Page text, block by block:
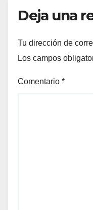
Deja una
Tu dirección de
Los campos
Comentario *